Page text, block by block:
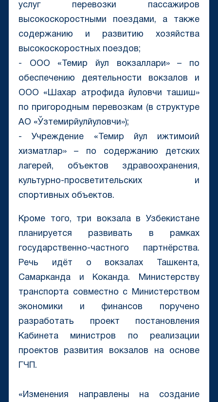
услуг перевозки пассажиров
высокоскоростными поездами, а также
содержанию и развитию хозяйства
высокоскоростных поездов;
- ООО «Темир йул вокзаллари» – по
обеспечению деятельности вокзалов и
ООО «Шахар атрофида йуловчи ташиш»
по пригородным перевозкам (в структуре
АО «Ўзтемирйулйуловчи»);
- Учреждение «Темир йул ижтимоий
хизматлар» – по содержанию детских
лагерей, объектов здравоохранения,
культурно-просветительских и
спортивных объектов.
Кроме того, три вокзала в Узбекистане
планируется развивать в рамках
государственно-частного партнёрства.
Речь идёт о вокзалах Ташкента,
Самарканда и Коканда. Министерству
транспорта совместно с Министерством
экономики и финансов поручено
разработать проект постановления
Кабинета министров по реализации
проектов развития вокзалов на основе
ГЧП.
«Изменения направлены на создание